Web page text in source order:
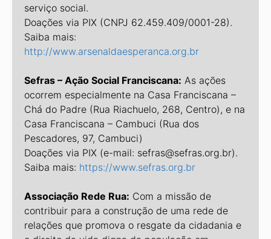
serviço social.
Doações via PIX (CNPJ 62.459.409/0001-28).
Saiba mais:
http://www.arsenaldaesperanca.org.br
Sefras – Ação Social Franciscana: As ações
ocorrem especialmente na Casa Franciscana –
Chá do Padre (Rua Riachuelo, 268, Centro), e na
Casa Franciscana – Cambuci (Rua dos
Pescadores, 97, Cambuci)
Doações via PIX (e-mail: sefras@sefras.org.br).
Saiba mais: https://www.sefras.org.br
Associação Rede Rua: Com a missão de
contribuir para a construção de uma rede de
relações que promova o resgate da cidadania e